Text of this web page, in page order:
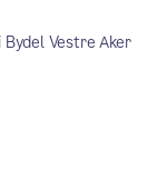
Vestre Aker